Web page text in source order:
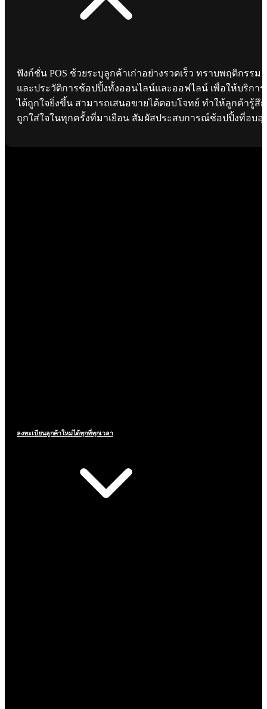
ฟังก์ชั่น POS ช้วยระบุลูกค้าเก่าอย่างรวดเร็ว ทราบพฤติกรรม
และประวัติการช้อปปิ้งทั้งออนไลน์และออฟไลน์ เพื่อให้บริการ
ได้ถูกใจยิ่งขึ้น สามารถเสนอขายได้ตอบโจทย์ ทำให้ลูกค้ารู้สึก
ถูกใส่ใจในทุกครั้งที่มาเยือน สัมผัสประสบการณ์ช้อปปิ้งที่อบอุ่
ลงทะเบียนลูกค้าใหม่ได้ทุกที่ทุกเวลา